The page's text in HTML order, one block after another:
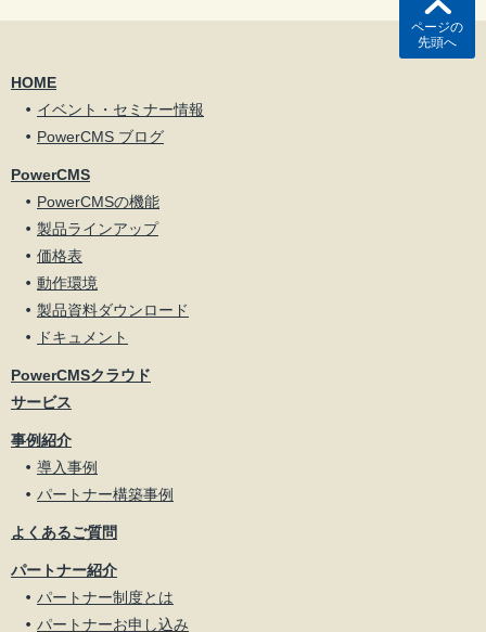
ページの
先頭へ
HOME
イベント・セミナー情報
PowerCMS ブログ
PowerCMS
PowerCMSの機能
製品ラインアップ
価格表
動作環境
製品資料ダウンロード
ドキュメント
PowerCMSクラウド
サービス
事例紹介
導入事例
パートナー構築事例
よくあるご質問
パートナー紹介
パートナー制度とは
パートナーお申し込み